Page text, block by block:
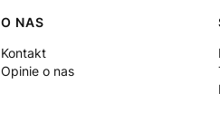
O NAS
Kontakt
Opinie o nas